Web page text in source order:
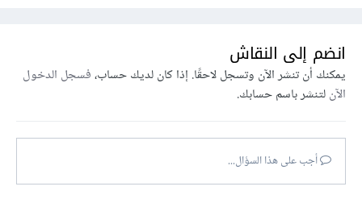
انضم إلى النقاش
يمكنك أن تنشر الآن وتسجل لاحقًا. إذا كان لديك حساب،فسجل الدخول
الآنلتنشر باسم حسابك.
أجب على هذا السؤال...